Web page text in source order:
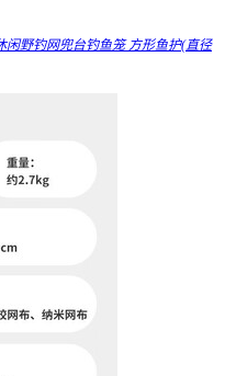
闲野钓网兜台钓鱼笼 方形鱼护(直径